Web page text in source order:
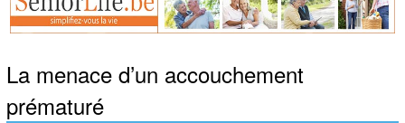
La menace d’un accouchement
prématuré